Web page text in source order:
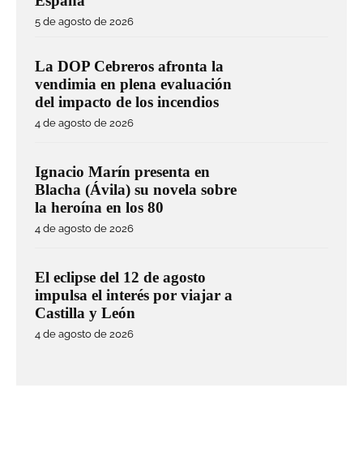
5 de agosto de 2026
La DOP Cebreros afronta la
vendimia en plena evaluación
del impacto de los incendios
4 de agosto de 2026
Ignacio Marín presenta en
Blacha (Ávila) su novela sobre
la heroína en los 80
4 de agosto de 2026
El eclipse del 12 de agosto
impulsa el interés por viajar a
Castilla y León
4 de agosto de 2026